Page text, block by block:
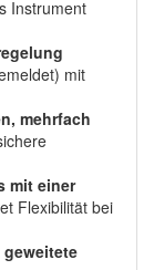
Instrument
mit
mehrfach
mit einer
Flexibilität bei